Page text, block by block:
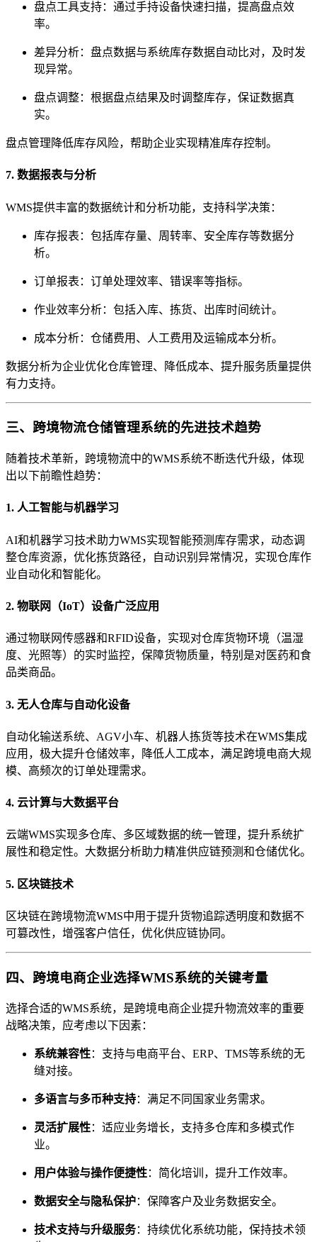
盘点工具支持：通过手持设备快速扫描，提高盘点效
率。
差异分析：盘点数据与系统库存数据自动比对，及时发
现异常。
盘点调整：根据盘点结果及时调整库存，保证数据真
实。
盘点管理降低库存风险，帮助企业实现精准库存控制。
7. 数据报表与分析
WMS提供丰富的数据统计和分析功能，支持科学决策：
库存报表：包括库存量、周转率、安全库存等数据分
析。
订单报表：订单处理效率、错误率等指标。
作业效率分析：包括入库、拣货、出库时间统计。
成本分析：仓储费用、人工费用及运输成本分析。
数据分析为企业优化仓库管理、降低成本、提升服务质量提供
有力支持。
三、跨境物流仓储管理系统的先进技术趋势
随着技术革新，跨境物流中的WMS系统不断迭代升级，体现
出以下前瞻性趋势：
1. 人工智能与机器学习
AI和机器学习技术助力WMS实现智能预测库存需求，动态调
整仓库资源，优化拣货路径，自动识别异常情况，实现仓库作
业自动化和智能化。
2. 物联网（IoT）设备广泛应用
通过物联网传感器和RFID设备，实现对仓库货物环境（温湿
度、光照等）的实时监控，保障货物质量，特别是对医药和食
品类商品。
3. 无人仓库与自动化设备
自动化输送系统、AGV小车、机器人拣货等技术在WMS集成
应用，极大提升仓储效率，降低人工成本，满足跨境电商大规
模、高频次的订单处理需求。
4. 云计算与大数据平台
云端WMS实现多仓库、多区域数据的统一管理，提升系统扩
展性和稳定性。大数据分析助力精准供应链预测和仓储优化。
5. 区块链技术
区块链在跨境物流WMS中用于提升货物追踪透明度和数据不
可篡改性，增强客户信任，优化供应链协同。
四、跨境电商企业选择WMS系统的关键考量
选择合适的WMS系统，是跨境电商企业提升物流效率的重要
战略决策，应考虑以下因素：
系统兼容性：支持与电商平台、ERP、TMS等系统的无
缝对接。
多语言与多币种支持：满足不同国家业务需求。
灵活扩展性：适应业务增长，支持多仓库和多模式作
业。
用户体验与操作便捷性：简化培训，提升工作效率。
数据安全与隐私保护：保障客户及业务数据安全。
技术支持与升级服务：持续优化系统功能，保持技术领